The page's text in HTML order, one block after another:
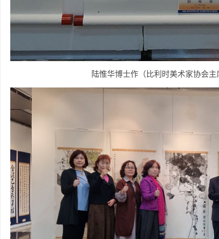
陆惟华博士作（比利时美术家协会